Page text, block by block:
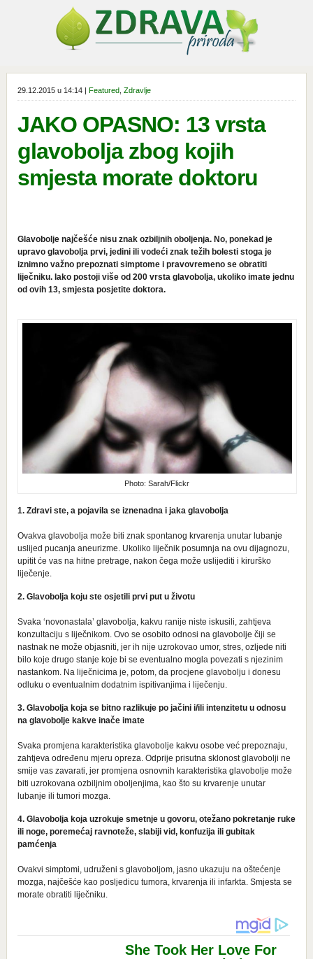
29.12.2015 u 14:14 | Featured, Zdravlje
JAKO OPASNO: 13 vrsta
glavobolja zbog kojih
smjesta morate doktoru
Glavobolje najčešće nisu znak ozbiljnih oboljenja. No, ponekad je
upravo glavobolja prvi, jedini ili vodeći znak težih bolesti stoga je
iznimno važno prepoznati simptome i pravovremeno se obratiti
liječniku. Iako postoji više od 200 vrsta glavobolja, ukoliko imate jednu
od ovih 13, smjesta posjetite doktora.
Photo: Sarah/Flickr
1. Zdravi ste, a pojavila se iznenadna i jaka glavobolja
Ovakva glavobolja može biti znak spontanog krvarenja unutar lubanje
uslijed pucanja aneurizme. Ukoliko liječnik posumnja na ovu dijagnozu,
upitit će vas na hitne pretrage, nakon čega može uslijediti i kirurško
liječenje.
2. Glavobolja koju ste osjetili prvi put u životu
Svaka ‘novonastala’ glavobolja, kakvu ranije niste iskusili, zahtjeva
konzultaciju s liječnikom. Ovo se osobito odnosi na glavobolje čiji se
nastnak ne može objasniti, jer ih nije uzrokovao umor, stres, ozljede niti
bilo koje drugo stanje koje bi se eventualno mogla povezati s njezinim
nastankom. Na liječnicima je, potom, da procjene glavobolju i donesu
odluku o eventualnim dodatnim ispitivanjima i liječenju.
3. Glavobolja koja se bitno razlikuje po jačini i/ili intenzitetu u odnosu
na glavobolje kakve inače imate
Svaka promjena karakteristika glavobolje kakvu osobe već prepoznaju,
zahtjeva određenu mjeru opreza. Odprije prisutna sklonost glavobolji ne
smije vas zavarati, jer promjena osnovnih karakteristika glavobolje može
biti uzrokovana ozbiljnim oboljenjima, kao što su krvarenje unutar
lubanje ili tumori mozga.
4. Glavobolja koja uzrokuje smetnje u govoru, otežano pokretanje ruke
ili noge, poremećaj ravnoteže, slabiji vid, konfuzija ili gubitak
pamćenja
Ovakvi simptomi, udruženi s glavoboljom, jasno ukazuju na oštećenje
mozga, najčešće kao posljedicu tumora, krvarenja ili infarkta. Smjesta se
morate obratiti liječniku.